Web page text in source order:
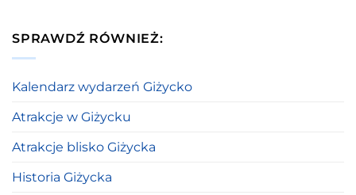
SPRAWDŹ RÓWNIEŻ:
Kalendarz wydarzeń Giżycko
Atrakcje w Giżycku
Atrakcje blisko Giżycka
Historia Giżycka